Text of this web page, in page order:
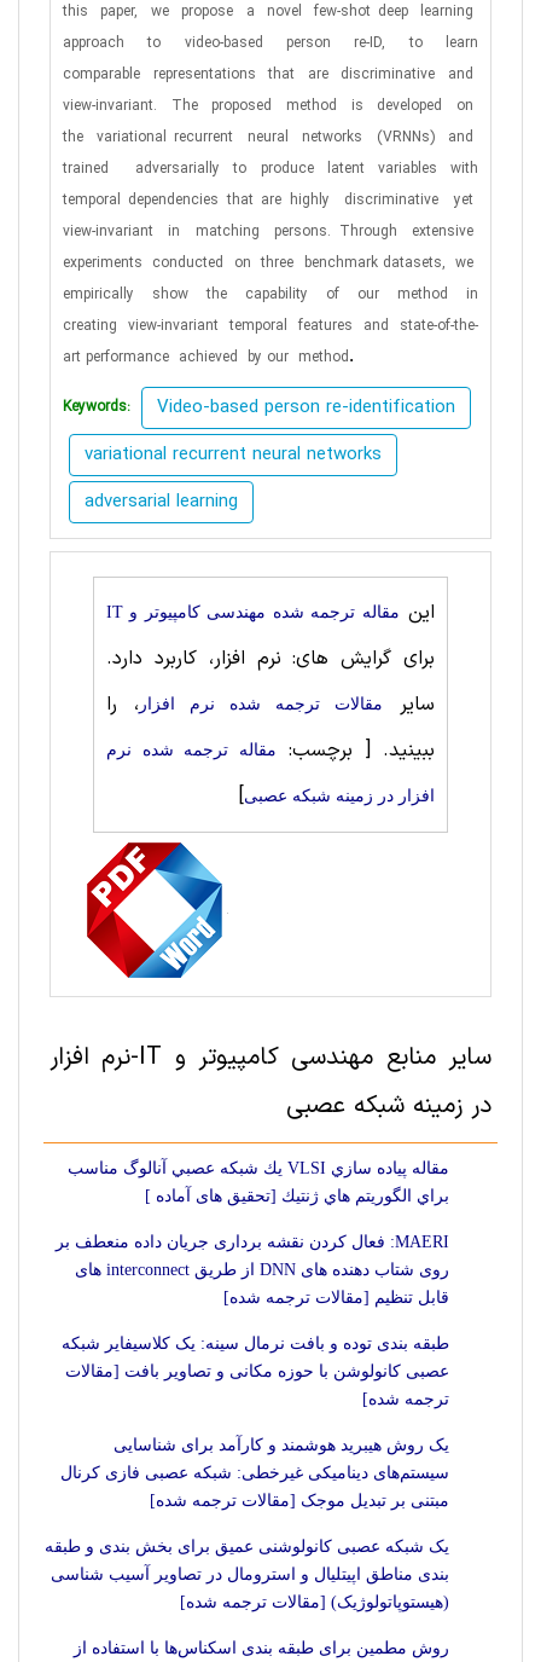
this
paper, we propose a novel few-shot deep
learning
approach
to video-based person re-ID, to
learn
comparable
representations that are discriminative
and
view-invariant.
The proposed method is developed
on
the
variational recurrent neural networks (VRNNs)
and
trained
adversarially to produce latent variables with
temporal dependencies that are highly
discriminative
yet
view-invariant
in matching persons. Through
extensive
experiments conducted on three benchmark datasets, we
empirically
show the capability of our method
in
creating view-invariant temporal features and
state-of-the-
art performance achieved by our method.
Keywords:
Video-based person re-identification
variational recurrent neural networks
adversarial learning
این مقاله ترجمه شده مهندسی کامپیوتر و IT
برای گرایش های: نرم افزار، کاربرد دارد.
سایر
مقالات ترجمه شده نرم افزار ، را
ببینید.[ برچسب: مقاله ترجمه شده نرم
افزار در زمینه شبکه عصبی]
سایر منابع مهندسی کامپیوتر و IT-نرم افزار
در زمینه شبکه عصبی
مقاله پياده سازي VLSI يك شبكه عصبي آنالوگ مناسب
براي الگوريتم هاي ژنتيك [تحقیق های آماده ]
MAERI: فعال کردن نقشه برداری جریان داده منعطف بر
روی شتاب دهنده های DNN از طریق interconnect های
قابل تنظیم [مقالات ترجمه شده]
طبقه بندی توده و بافت نرمال سینه: یک کلاسیفایر شبکه
عصبی کانولوشن با حوزه مکانی و تصاویر بافت [مقالات
ترجمه شده]
یک روش هیبرید هوشمند و کارآمد برای شناسایی
سیستم‌های دینامیکی غیرخطی: شبکه عصبی فازی کرنال
مبتنی بر تبدیل موجک [مقالات ترجمه شده]
یک شبکه عصبی کانولوشنی عمیق برای بخش بندی و طبقه
بندی مناطق اپیتلیال و استرومال در تصاویر آسیب شناسی
(هیستوپاتولوژیک) [مقالات ترجمه شده]
روش مطمین برای طبقه بندی اسکناس‌ها با استفاده از